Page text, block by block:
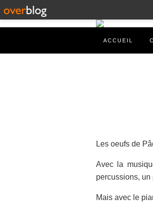
ACCUEIL
Les oeufs de
Avec la
percussions, un
Mais avec le